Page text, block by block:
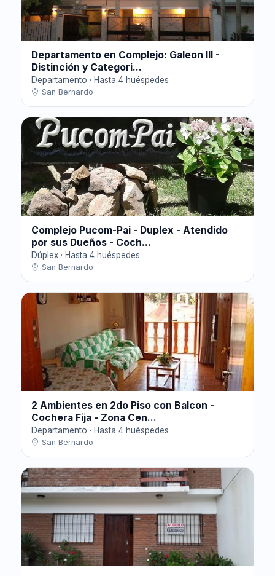
Departamento en Complejo: Galeon III -
Distinción y Categori...
Departamento · Hasta 4 huéspedes
San Bernardo
Complejo Pucom-Pai - Duplex - Atendido
por sus Dueños - Coch...
Dúplex · Hasta 4 huéspedes
San Bernardo
2 Ambientes en 2do Piso con Balcon -
Cochera Fija - Zona Cen...
Departamento · Hasta 4 huéspedes
San Bernardo